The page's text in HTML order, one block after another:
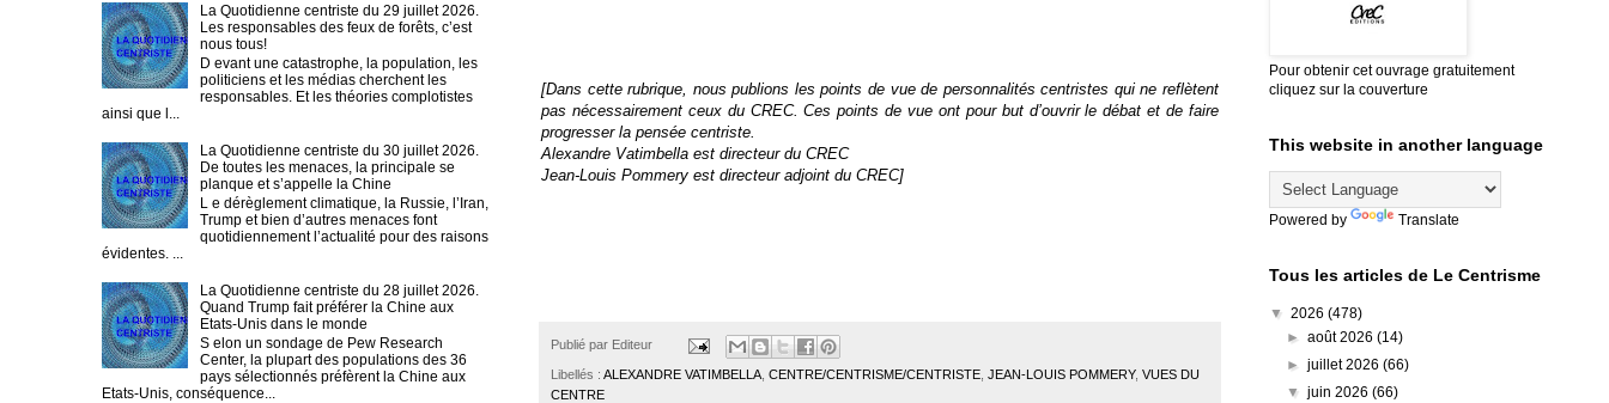
[Dans cette rubrique, nous publions les points de vue de personnalités centristes qui ne reflètent
pas nécessairement ceux du CREC. Ces points de vue ont pour but d’ouvrir le débat et de faire
progresser la pensée centriste.
Alexandre Vatimbella est directeur du CREC
Jean-Louis Pommery est directeur adjoint du CREC]
Publié par Editeur
Libellés : ALEXANDRE VATIMBELLA CENTRE/CENTRISME/CENTRISTE JEAN-LOUIS POMMERY, VUES DU
CENTRE
La Quotidienne centriste du 29 juillet 2026.
Les responsables des feux de forêts, c’est
nous tous!
D evant une catastrophe, la population, les
politiciens et les médias cherchent les
responsables. Et les théories complotistes
ainsi que l...
La Quotidienne centriste du 30 juillet 2026.
De toutes les menaces, la principale se
planque et s’appelle la Chine
L e dérèglement climatique, la Russie, l’Iran,
Trump et bien d’autres menaces font
quotidiennement l’actualité pour des raisons
évidentes. ...
La Quotidienne centriste du 28 juillet 2026.
Quand Trump fait préférer la Chine aux
Etats-Unis dans le monde
S elon un sondage de Pew Research
Center, la plupart des populations des 36
pays sélectionnés préfèrent la Chine aux
Etats-Unis, conséquence...
Pour obtenir cet ouvrage gratuitement
cliquez sur la couverture
This website in another language
Powered by Translate
Tous les articles de Le Centrisme
▼ 2026 (478)
►août 2026(14)
►juillet 2026(66)
▼juin 2026(66)